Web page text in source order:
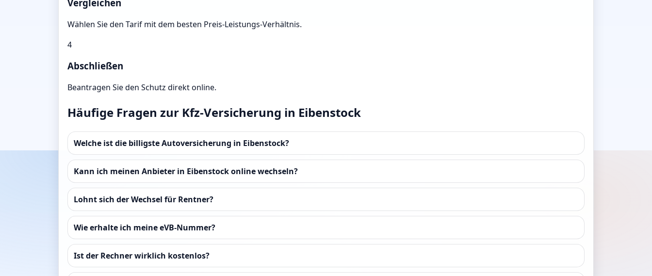
Vergleichen
Wählen Sie den Tarif mit dem besten Preis-Leistungs-Verhältnis.
4
Abschließen
Beantragen Sie den Schutz direkt online.
Häufige Fragen zur Kfz-Versicherung in Eibenstock
Welche ist die billigste Autoversicherung in Eibenstock?
Kann ich meinen Anbieter in Eibenstock online wechseln?
Lohnt sich der Wechsel für Rentner?
Wie erhalte ich meine eVB-Nummer?
Ist der Rechner wirklich kostenlos?